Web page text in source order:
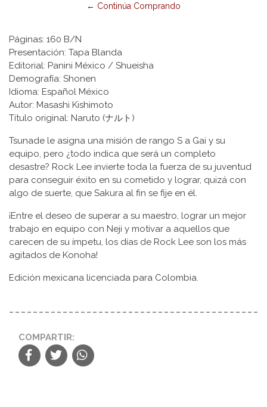
← Continúa Comprando
Páginas: 160 B/N
Presentación: Tapa Blanda
Editorial: Panini México / Shueisha
Demografía: Shonen
Idioma: Español México
Autor: Masashi Kishimoto
Título original: Naruto (ナルト)
Tsunade le asigna una misión de rango S a Gai y su
equipo, pero ¿todo indica que será un completo
desastre? Rock Lee invierte toda la fuerza de su juventud
para conseguir éxito en su cometido y lograr, quizá con
algo de suerte, que Sakura al fin se fije en él.
¡Entre el deseo de superar a su maestro, lograr un mejor
trabajo en equipo con Neji y motivar a aquellos que
carecen de su ímpetu, los días de Rock Lee son los más
agitados de Konoha!
Edición mexicana licenciada para Colombia.
COMPARTIR: